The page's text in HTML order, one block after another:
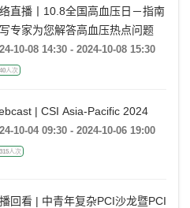
直播丨10.8全国高血压日－指南
专家为您解答高血压热点问题
10-08 14:30 - 2024-10-08 15:30
人次
| CSI Asia-Pacific 2024
10-04 09:30 - 2024-10-06 19:00
人次
回看 | 中青年复杂PCI沙龙暨PCI